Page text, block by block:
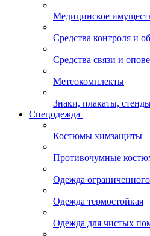
Медицинское
Средства контроля и
Средства связи и
Метеокомплекты
Знаки, плакаты,
Спецодежда
Костюмы химзащиты
Противочумные
Одежда
Одежда термостойкая
Одежда для чистых